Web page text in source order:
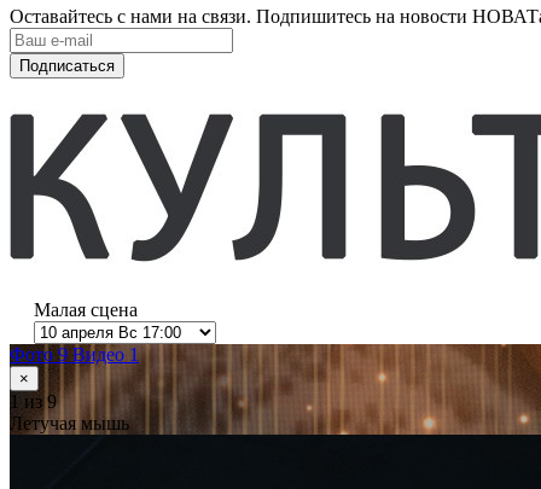
Оставайтесь с нами на связи. Подпишитесь на новости
Подписаться
Малая сцена
Фото 9 Видео 1
×
1 из 9
Летучая мышь